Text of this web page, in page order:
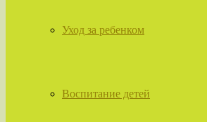
Уход за ребенком
Воспитание детей